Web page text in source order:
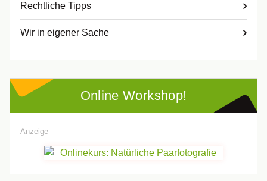
Rechtliche Tipps
Wir in eigener Sache
Online Workshop!
Anzeige